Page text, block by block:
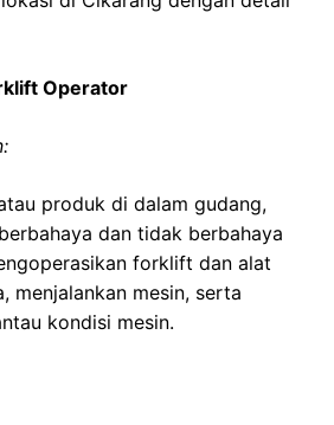
Operator
produk di dalam gudang,
dan tidak berbahaya
forklift dan alat
menjalankan mesin, serta
kondisi mesin.